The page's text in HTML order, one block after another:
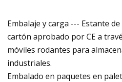
Embalaje y carga --- Estante
cartón aprobado por CE a
móviles rodantes para
industriales.
Embalado en paquetes en